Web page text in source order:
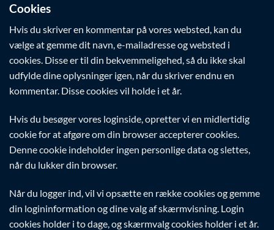
Cookies
Hvis du skriver en kommentar på vores websted, kan du
vælge at gemme dit navn, e-mailadresse og websted i
cookies. Disse er til din bekvemmeligehed, så du ikke skal
udfylde dine oplysninger igen, når du skriver endnu en
kommentar. Disse cookies vil holde i et år.
Hvis du besøger vores loginside, opretter vi en midlertidig
cookie for at afgøre om din browser accepterer cookies.
Denne cookie indeholder ingen personlige data og slettes,
når du lukker din browser.
Når du logger ind, vil vi opsætte en række cookies og gemme
din logininformation og dine valg af skærmvisning. Login
cookies holder i to dage, og skærmvalg cookies holder i et år.